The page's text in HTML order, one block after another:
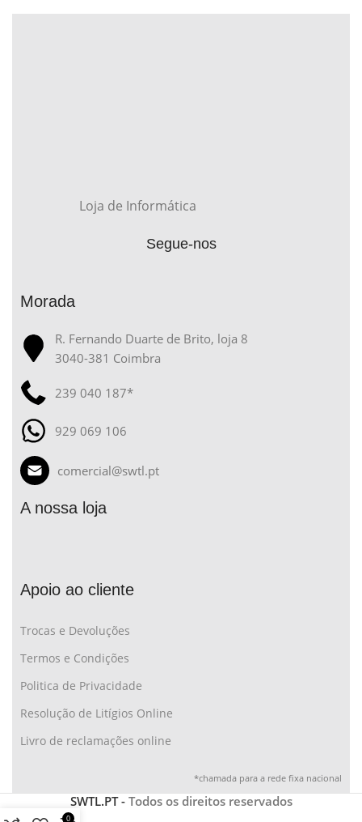
Loja de Informática
Segue-nos
Morada
R. Fernando Duarte de Brito, loja 8
3040-381 Coimbra
239 040 187*
929 069 106
comercial@swtl.pt
A nossa loja
Apoio ao cliente
Trocas e Devoluções
Termos e Condições
Politica de Privacidade
Resolução de Litígios Online
Livro de reclamações online
*chamada para a rede fixa nacional
SWTL.PT - Todos os direitos reservados
0